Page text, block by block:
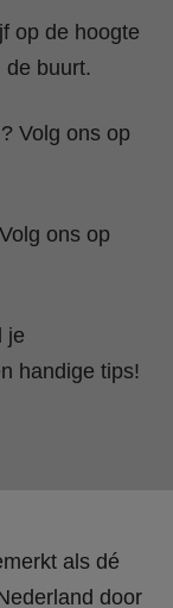
op de hoogte
de buurt.
Volg ons op
ons op
je
handige tips!
als dé
door